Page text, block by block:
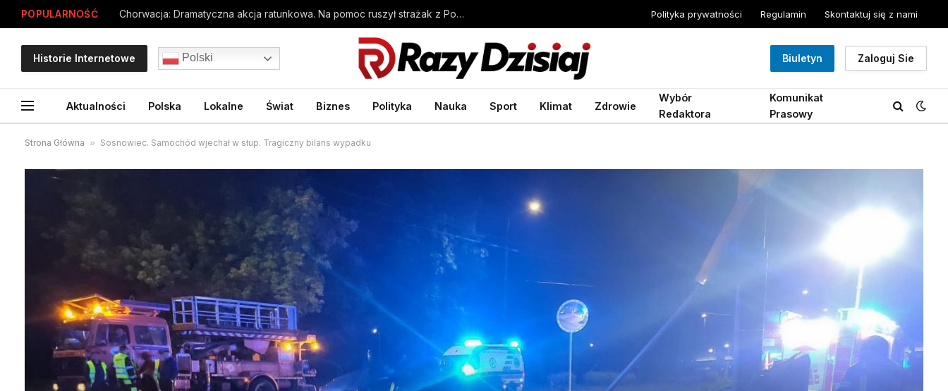
POPULARNOŚĆ Chorwacja: Dramatyczna akcja ratunkowa. Na pomoc ruszył strażak z Polski Polityka prywatności Regulamin Skontaktuj się z nami
Historie Internetowe Polski Biuletyn Zaloguj Sie
Aktualności Polska Lokalne Świat Biznes Polityka Nauka Sport Klimat Zdrowie
Wybór
Redaktora
Komunikat
Prasowy
Strona Główna » Sosnowiec. Samochód wjechał w słup. Tragiczny bilans wypadku